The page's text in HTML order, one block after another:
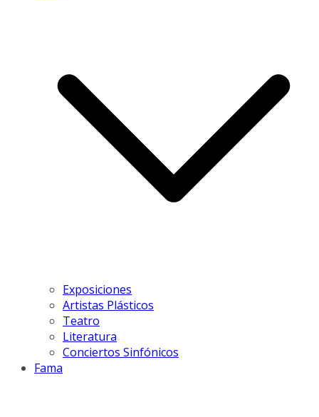
Exposiciones
Artistas Plásticos
Teatro
Literatura
Conciertos Sinfónicos
Fama